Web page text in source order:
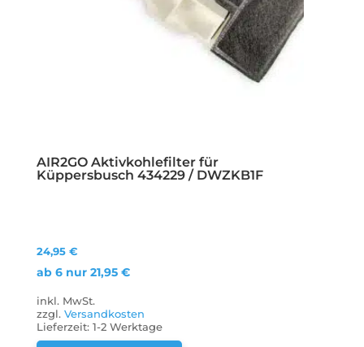
AIR2GO Aktivkohlefilter für
Küppersbusch 434229 / DWZKB1F
24,95€
ab 6 nur21,95€
inkl. MwSt.
zzgl.Versandkosten
Lieferzeit:1-2 Werktage